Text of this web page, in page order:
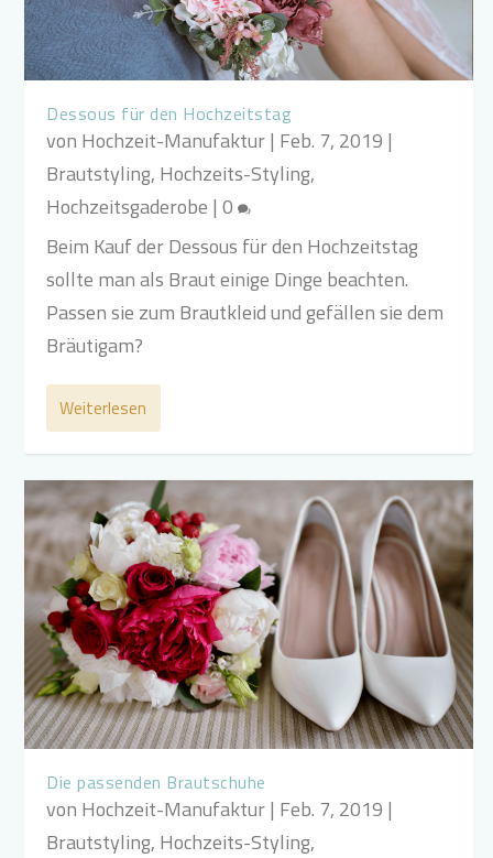
Dessous für den Hochzeitstag
von Hochzeit-Manufaktur| Feb. 7, 2019 |
Brautstyling, Hochzeits-Styling,
Hochzeitsgaderobe |0
Beim Kauf der Dessous für den Hochzeitstag
sollte man als Braut einige Dinge beachten.
Passen sie zum Brautkleid und gefällen sie dem
Bräutigam?
Weiterlesen
Die passenden Brautschuhe
von Hochzeit-Manufaktur| Feb. 7, 2019 |
Brautstyling, Hochzeits-Styling,